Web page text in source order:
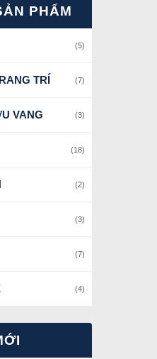
PHẨM
(5)
TRÍ (7)
VANG (3)
(18)
(2)
(3)
(7)
(4)